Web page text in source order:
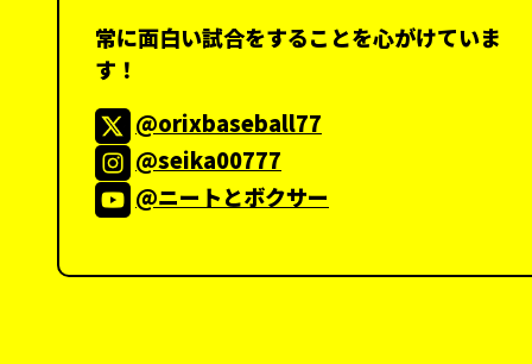
常に面白い試合をすることを心がけていま
す！
@orixbaseball77
@seika00777
@ニートとボクサー